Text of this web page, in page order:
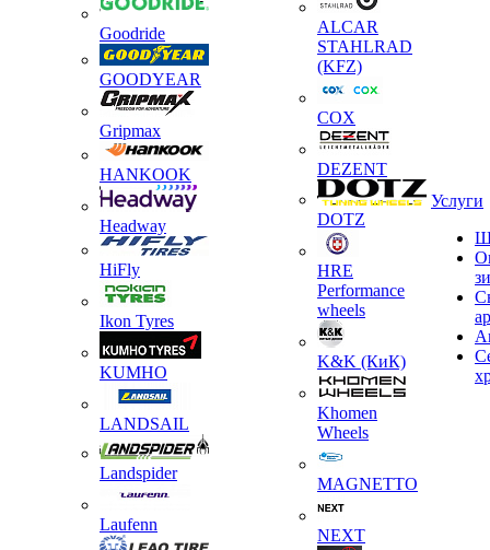
Goodride
GOODYEAR
Gripmax
HANKOOK
Headway
HiFly
Ikon Tyres
KUMHO
LANDSAIL
Landspider
Laufenn
ALCAR
STAHLRAD
(KFZ)
COX
DEZENT
DOTZ
HRE
Performance
wheels
K&K (КиК)
Khomen
Wheels
MAGNETTO
NEXT
Услуги